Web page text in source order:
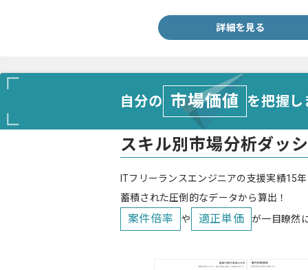
詳細を見る
自分の 市場価値 を把握
スキル別市場分析ダッ
ITフリーランスエンジニアの支援実績15
蓄積された圧倒的なデータから算出！
案件倍率 や 適正単価 が一目瞭然